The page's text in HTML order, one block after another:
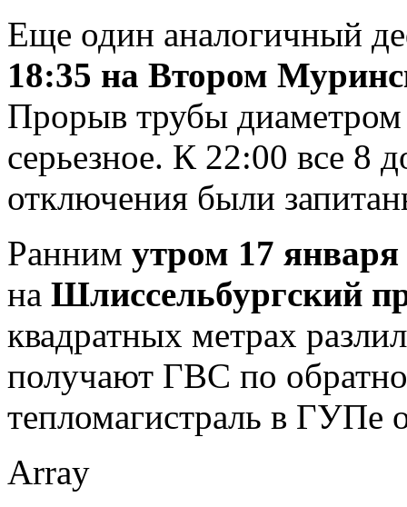
Еще один аналогичный
18:35 на Втором
Прорыв трубы
серьезное. К 22:00 все 8
отключения были
Ранним утром 17 января
на Шлиссельбургский
квадратных метрах
получают ГВС по
тепломагистраль в ГУПе
Array